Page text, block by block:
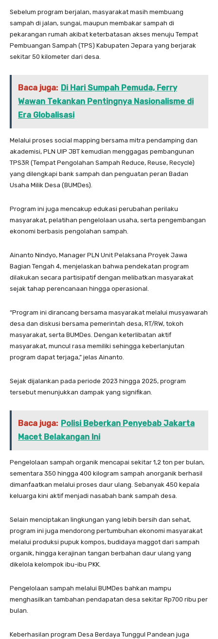
Sebelum program berjalan, masyarakat masih membuang
sampah di jalan, sungai, maupun membakar sampah di
pekarangan rumah akibat keterbatasan akses menuju Tempat
Pembuangan Sampah (TPS) Kabupaten Jepara yang berjarak
sekitar 50 kilometer dari desa.
Baca juga: Di Hari Sumpah Pemuda, Ferry
Wawan Tekankan Pentingnya Nasionalisme di
Era Globalisasi
Melalui proses social mapping bersama mitra pendamping dan
akademisi, PLN UIP JBT kemudian menggagas pembangunan
TPS3R (Tempat Pengolahan Sampah Reduce, Reuse, Recycle)
yang dilengkapi bank sampah dan penguatan peran Badan
Usaha Milik Desa (BUMDes).
Program ini juga mencakup edukasi perubahan perilaku
masyarakat, pelatihan pengelolaan usaha, serta pengembangan
ekonomi berbasis pengolahan sampah.
Ainanto Nindyo, Manager PLN Unit Pelaksana Proyek Jawa
Bagian Tengah 4, menjelaskan bahwa pendekatan program
dilakukan secara partisipatif dengan melibatkan masyarakat
sejak tahap perencanaan hingga operasional.
“Program ini dirancang bersama masyarakat melalui musyawarah
desa dan diskusi bersama pemerintah desa, RT/RW, tokoh
masyarakat, serta BUMDes. Dengan keterlibatan aktif
masyarakat, muncul rasa memiliki sehingga keberlanjutan
program dapat terjaga,” jelas Ainanto.
Sejak dijalankan pada periode 2023 hingga 2025, program
tersebut menunjukkan dampak yang signifikan.
Baca juga: Polisi Beberkan Penyebab Jakarta
Macet Belakangan Ini
Pengelolaan sampah organik mencapai sekitar 1,2 ton per bulan,
sementara 350 hingga 400 kilogram sampah anorganik berhasil
dimanfaatkan melalui proses daur ulang. Sebanyak 450 kepala
keluarga kini aktif menjadi nasabah bank sampah desa.
Selain menciptakan lingkungan yang lebih bersih dan sehat,
program ini juga mendorong pertumbuhan ekonomi masyarakat
melalui produksi pupuk kompos, budidaya maggot dari sampah
organik, hingga kerajinan tangan berbahan daur ulang yang
dikelola kelompok ibu-ibu PKK.
Pengelolaan sampah melalui BUMDes bahkan mampu
menghasilkan tambahan pendapatan desa sekitar Rp700 ribu per
bulan.
Keberhasilan program Desa Berdaya Tunggul Pandean juga